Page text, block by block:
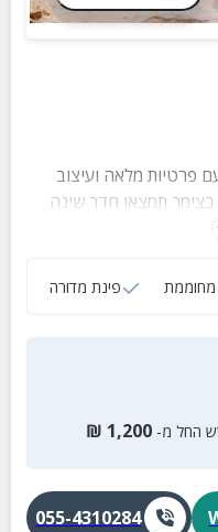
פרטיות מלאה ועיצוב
בצימר תמצאו חדר שינה
רחצה וחצר מפנקת עם
מחוממת פינת מדורה
החל מ- 1,200
₪
055-4310284